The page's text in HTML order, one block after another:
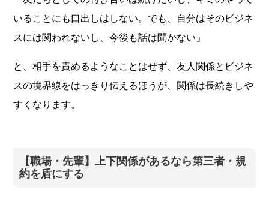
いることにも口出しはしない。でも、自分はそのビジネ
スには関われないし、今後も話は聞かない」
と、相手を責めるようなことはせず、友人関係とビジネ
スの境界線をはっきり伝えるほうが、関係は長続きしや
すくなります。
【職場・先輩】上下関係があるなら第三者・規
約を盾にする